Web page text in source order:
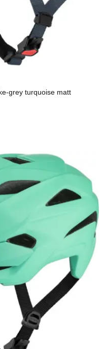
grey turquoise matt